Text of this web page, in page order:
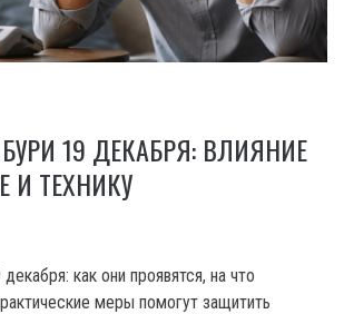
19 ДЕКАБРЯ: ВЛИЯНИЕ
И ТЕХНИКУ
как они проявятся, на что
меры помогут защитить